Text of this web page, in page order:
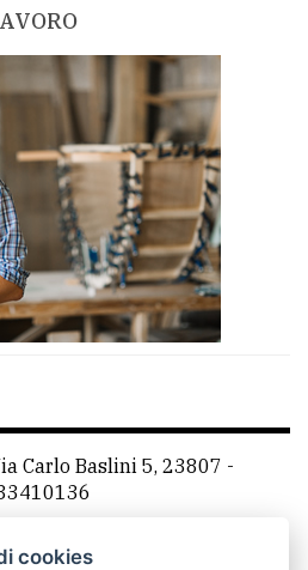
Carlo Baslini 5, 23807 -
cookies